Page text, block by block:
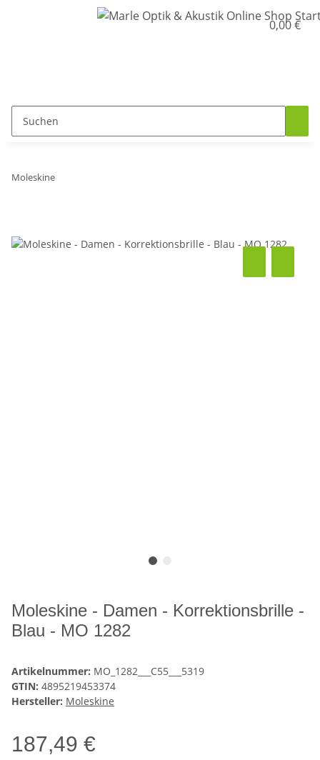
0,00 €
Moleskine
Moleskine - Damen - Korrektionsbrille -
Blau - MO 1282
Artikelnummer: MO_1282___C55___5319
GTIN: 4895219453374
Hersteller: Moleskine
187,49 €